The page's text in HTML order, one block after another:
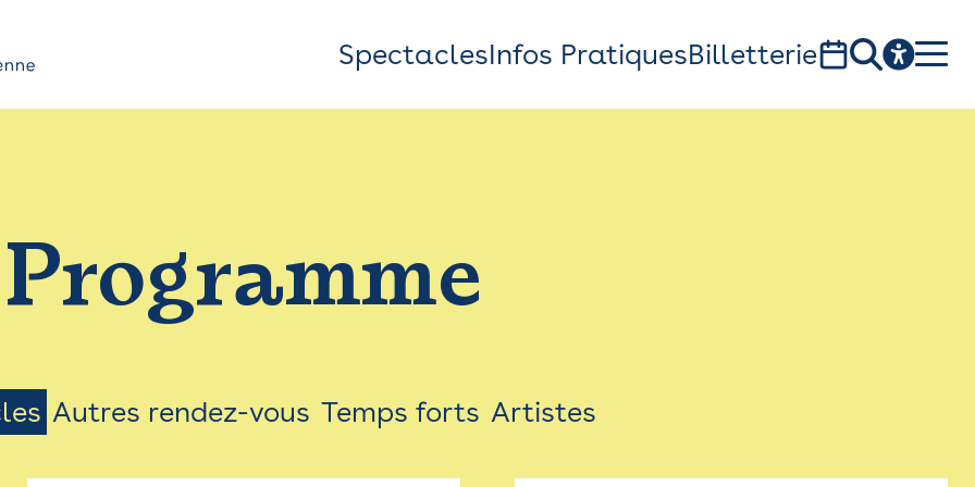
Top
Bar
Menu
SpectaclesInfos PratiquesBilletterie
1, av. du Chateau d'eau - 31300 Toulouse
Programme
Autres rendez-vous Temps forts Artistes